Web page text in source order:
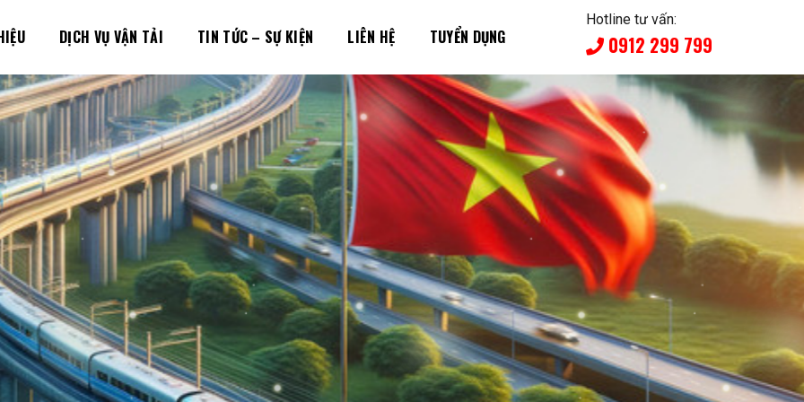
DỊCH VỤ VẬN TẢI TIN TỨC – SỰ KIỆN LIÊN HỆ TUYỂN DỤNG
Hotline tư vấn:
0912 299 799